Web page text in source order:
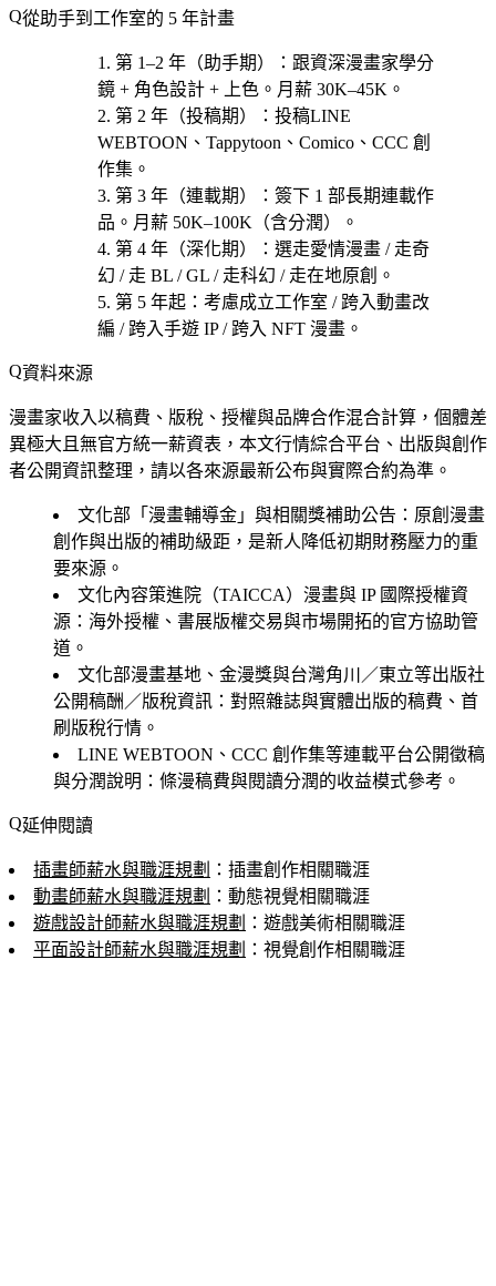
從助手到工作室的 5 年計畫
第 1–2 年（助手期）
：跟資深漫畫家學分
鏡 + 角色設計 + 上色。月薪 30K–45K。
第 2 年（投稿期）
：投稿LINE
WEBTOON、Tappytoon、Comico、CCC 創
作集 。
第 3 年（連載期）
：簽下 1 部長期連載作
品。月薪 50K–100K（含分潤）。
第 4 年（深化期）
：選走愛情漫畫 / 走奇
幻 / 走 BL / GL / 走科幻 / 走在地原創 。
第 5 年起 ：考慮成立工作室 / 跨入動畫改
編 / 跨入手遊 IP / 跨入 NFT 漫畫 。
資料來源
漫畫家收入以稿費、版稅、授權與品牌合作混合計算，個體差
異極大且無官方統一薪資表，本文行情綜合平台、出版與創作
者公開資訊整理，請以各來源最新公布與實際合約為準。
文化部「漫畫輔導金」與相關獎補助公告 ：原創漫畫
創作與出版的補助級距，是新人降低初期財務壓力的重
要來源。
文化內容策進院（TAICCA）漫畫與 IP 國際授權資
源 ：海外授權、書展版權交易與市場開拓的官方協助管
道。
文化部漫畫基地、金漫獎與台灣角川／東立等出版社
公開稿酬／版稅資訊 ：對照雜誌與實體出版的稿費、首
刷版稅行情。
LINE WEBTOON、CCC 創作集等連載平台公開徵稿
與分潤說明 ：條漫稿費與閱讀分潤的收益模式參考。
延伸閱讀
插畫師薪水與職涯規劃 ：插畫創作相關職涯
動畫師薪水與職涯規劃 ：動態視覺相關職涯
遊戲設計師薪水與職涯規劃 ：遊戲美術相關職涯
平面設計師薪水與職涯規劃 ：視覺創作相關職涯